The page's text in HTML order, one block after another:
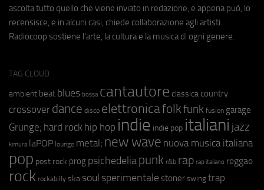
ascolta tutto quello che viene inviato in redazione, e appena può, lo
recensisce, e in alcuni casi, chiede collaborazione agli artisti.
Radiocoop sostiene l'arte, la cultura e la musica di ogni genere.
TAG CLOUD
ambient beat blues bossa cantautore classica country
crossover dance disco elettronicafolkfunk fusion garage
Grunge; hard rock hip hop indie indie pop italiani jazz
kimura laPOP lounge metal; new wave nuova musica italiana
pop post rock prog psichedeliapunk r&b rap rap italiano reggae
rock rockabilly ska soul sperimentale stoner swing trap